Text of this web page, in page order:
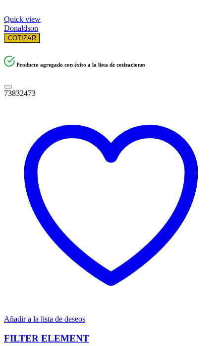
Quick view
Donaldson
COTIZAR
Producto agregado con éxito a la lista de cotizaciones
73832473
Añadir a la lista de deseos
FILTER ELEMENT